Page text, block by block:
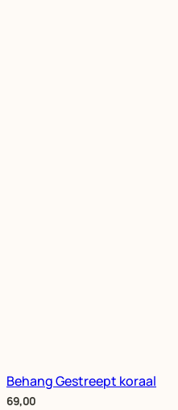
Behang Gestreept koraal
69,00